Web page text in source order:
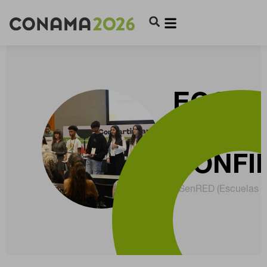
ESenRED (Escuelas
CONFIGURACIÓN DE COOKIES
RECHAZAR TODO